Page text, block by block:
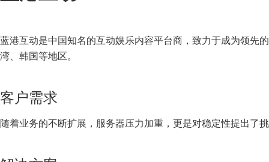
蓝港互动是中国知名的互动娱乐内容平台商，致力于成为领先
湾、韩国等地区。
客户需求
随着业务的不断扩展，服务器压力加重，更是对稳定性提出了